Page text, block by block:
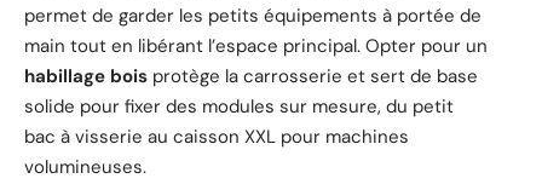
permet de garder les petits équipements à portée de
main tout en libérant l’espace principal. Opter pour un
habillage bois protège la carrosserie et sert de base
solide pour fixer des modules sur mesure, du petit
bac à visserie au caisson XXL pour machines
volumineuses.